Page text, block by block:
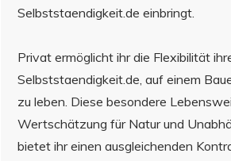
Selbststaendigkeit.de einbringt.
Privat ermöglicht ihr die Flexibilität
Selbststaendigkeit.de, auf einem
zu leben. Diese besondere
Wertschätzung für Natur und
bietet ihr einen ausgleichenden